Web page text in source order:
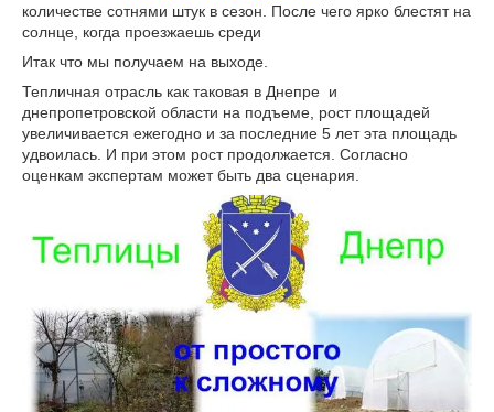
количестве сотнями штук в сезон. После чего ярко блестят на
солнце, когда проезжаешь среди
Итак что мы получаем на выходе.
Тепличная отрасль как таковая в Днепре и
днепропетровской области на подъеме, рост площадей
увеличивается ежегодно и за последние 5 лет эта площадь
удвоилась. И при этом рост продолжается. Согласно
оценкам экспертам может быть два сценария.